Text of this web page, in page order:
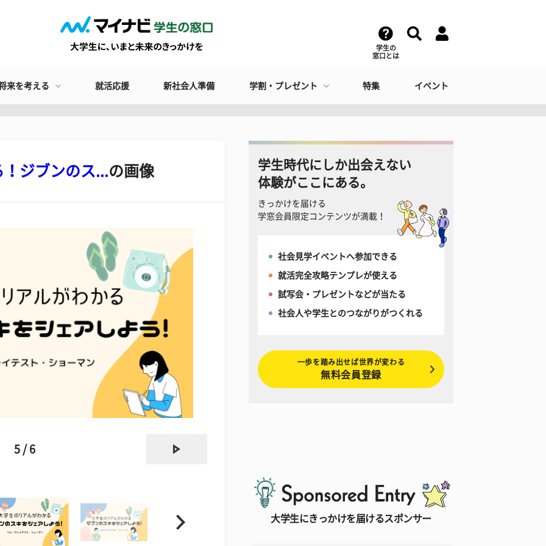
学生の
窓口とは
来を考える 就活応援 新社会人準備 学割・プレゼント 特集 イベント
ジブンのス...の画像
5 / 6
学生時代にしか出会えない
体験がここにある。
きっかけを届ける
学窓会員限定コンテンツが満載！
社会見学イベントへ参加できる
就活完全攻略テンプレが使える
試写会・プレゼントなどが当たる
社会人や学生とのつながりがつくれる
一歩を踏み出せば世界が変わる
無料会員登録
大学生にきっかけを届けるスポンサー